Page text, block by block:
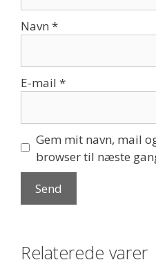
Navn *
E-mail *
Gem mit navn, mail
browser til næste
Relaterede varer